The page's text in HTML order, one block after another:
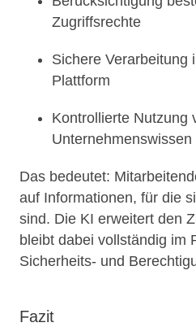
Zugriffsrechte
Sichere Verarbeitung
Plattform
Kontrollierte Nutzung
Unternehmenswissen
Das bedeutet:
auf Informationen, für die
sind. Die KI erweitert den
bleibt dabei vollständig im
Sicherheits- und
Fazit